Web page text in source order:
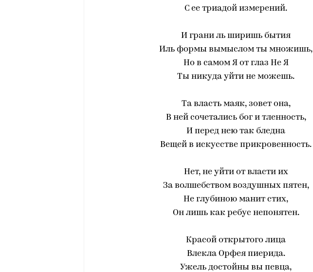
С ее триадой измерений.
И грани ль ширишь бытия
Иль формы вымыслом ты множишь,
Но в самом Я от глаз Не Я
Ты никуда уйти не можешь.
Та власть маяк, зовет она,
В ней сочетались бог и тленность,
И перед нею так бледна
Вещей в искусстве прикровенность.
Нет, не уйти от власти их
За волшебством воздушных пятен,
Не глубиною манит стих,
Он лишь как ребус непонятен.
Красой открытого лица
Влекла Орфея пиерида.
Ужель достойны вы певца,